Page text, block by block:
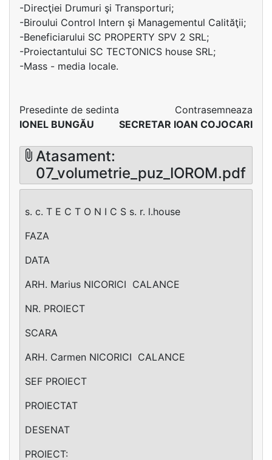
-Direcţiei Drumuri şi Transporturi;
-Biroului Control Intern şi Managementul Calităţii;
-Beneficiarului SC PROPERTY SPV 2 SRL;
-Proiectantului SC TECTONICS house SRL;
-Mass - media locale.
Presedinte de sedinta
IONEL BUNGĂU
Contrasemneaza
SECRETAR IOAN COJOCARI
Atasament:
07_volumetrie_puz_IOROM.pdf
s. c. T E C T O N I C S s. r. l.house
FAZA
DATA
ARH. Marius NICORICI ­ CALANCE
NR. PROIECT
SCARA
ARH. Carmen NICORICI ­ CALANCE
SEF PROIECT
PROIECTAT
DESENAT
PROIECT: